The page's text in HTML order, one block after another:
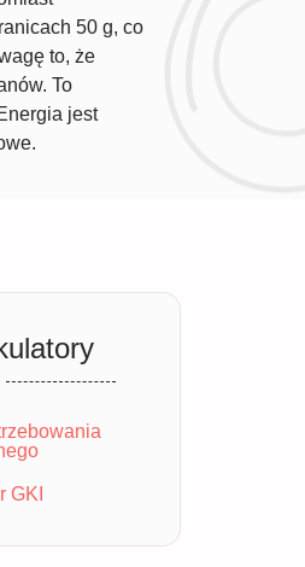
50 g, co
to, że
To
jest
GKI